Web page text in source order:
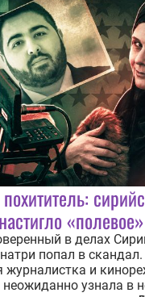
в делах
попал в скандал.
журналистка и
узнала в